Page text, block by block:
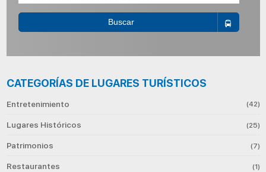
Buscar
CATEGORÍAS DE LUGARES TURÍSTICOS
Entretenimiento (42)
Lugares Históricos (25)
Patrimonios (7)
Restaurantes (1)